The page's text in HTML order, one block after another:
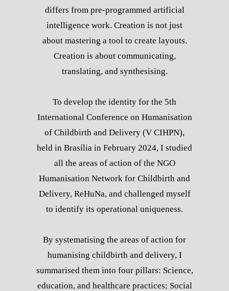
differs from pre-programmed artificial
intelligence work. Creation is not just
about mastering a tool to create layouts.
Creation is about communicating,
translating, and synthesising.
To develop the identity for the 5th
International Conference on Humanisation
of Childbirth and Delivery (V CIHPN),
held in Brasília in February 2024, I studied
all the areas of action of the NGO
Humanisation Network for Childbirth and
Delivery, ReHuNa, and challenged myself
to identify its operational uniqueness.
By systematising the areas of action for
humanising childbirth and delivery, I
summarised them into four pillars: Science,
education, and healthcare practices; Social